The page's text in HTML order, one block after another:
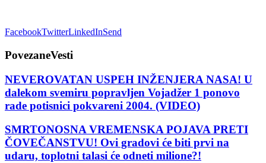
FacebookTwitterLinkedInSend
PovezaneVesti
NEVEROVATAN USPEH INŽENJERA NASA! U
dalekom svemiru popravljen Vojadžer 1 ponovo
rade potisnici pokvareni 2004. (VIDEO)
SMRTONOSNA VREMENSKA POJAVA PRETI
ČOVEČANSTVU! Ovi gradovi će biti prvi na
udaru, toplotni talasi će odneti milione?!